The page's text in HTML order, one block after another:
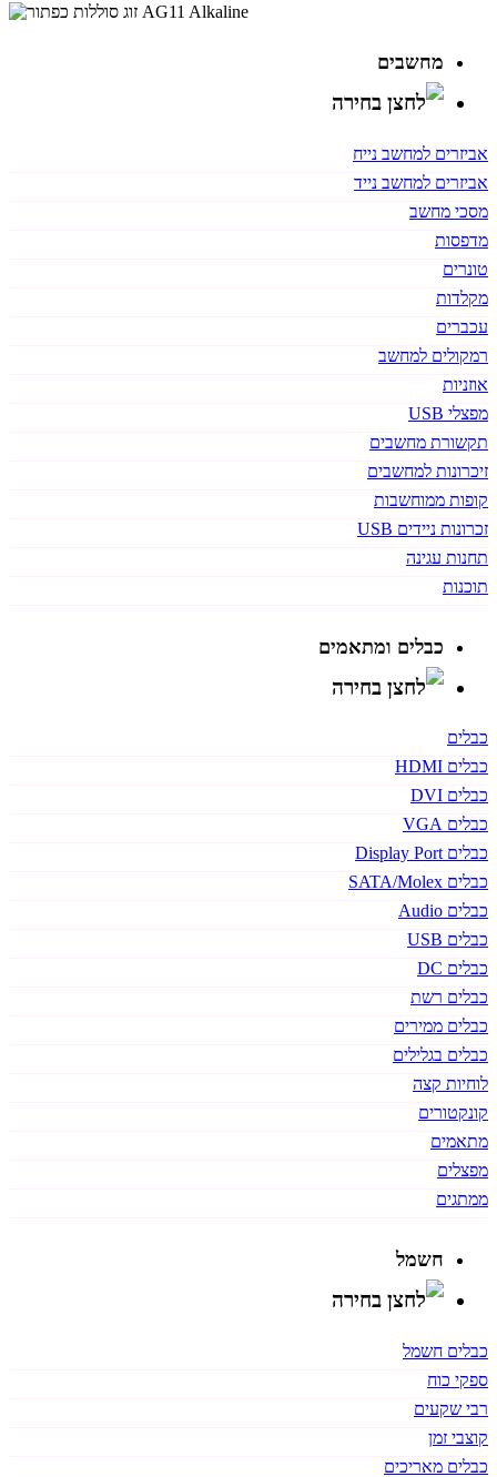
מחשבים
אביזרים למחשב נייח
אביזרים למחשב נייד
מסכי מחשב
מדפסות
טונרים
מקלדות
עכברים
רמקולים למחשב
אוזניות
מפצלי USB
תקשורת מחשבים
זיכרונות למחשבים
קופות ממוחשבות
זכרונות ניידים USB
תחנות עגינה
תוכנות
כבלים ומתאמים
כבלים
כבלים HDMI
כבלים DVI
כבלים VGA
כבלים Display Port
כבלים SATA/Molex
כבלים Audio
כבלים USB
כבלים DC
כבלים רשת
כבלים ממירים
כבלים בגלילים
לוחיות קצה
קונקטורים
מתאמים
מפצלים
ממתגים
חשמל
כבלים חשמל
ספקי כוח
רבי שקעים
קוצבי זמן
כבלים מאריכים